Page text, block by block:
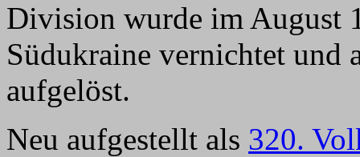
Division wurde im August
Südukraine vernichtet und
aufgelöst.
Neu aufgestellt als 320.